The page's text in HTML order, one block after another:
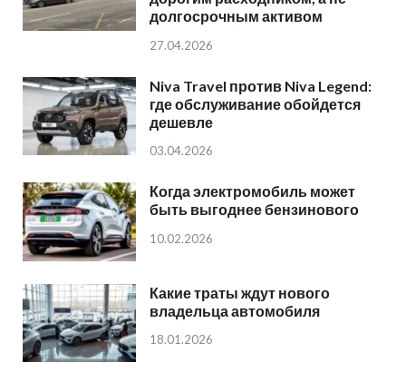
долгосрочным активом
27.04.2026
Niva Travel против Niva Legend:
где обслуживание обойдется
дешевле
03.04.2026
Когда электромобиль может
быть выгоднее бензинового
10.02.2026
Какие траты ждут нового
владельца автомобиля
18.01.2026